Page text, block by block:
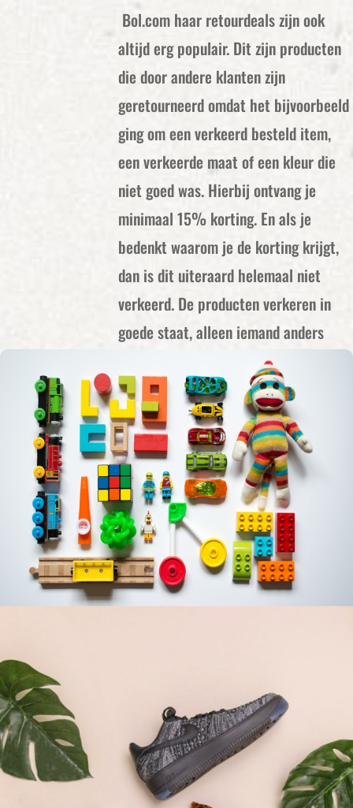
Bol.com haar retourdeals zijn ook
altijd erg populair. Dit zijn producten
die door andere klanten zijn
geretourneerd omdat het bijvoorbeeld
ging om een verkeerd besteld item,
een verkeerde maat of een kleur die
niet goed was. Hierbij ontvang je
minimaal 15% korting. En als je
bedenkt waarom je de korting krijgt,
dan is dit uiteraard helemaal niet
verkeerd. De producten verkeren in
goede staat, alleen iemand anders
heeft deze vanwege ontevredenheid
teruggestuurd. Wanneer je vaker
bestelt bij Bol.com dan kunnen zo de
besparingen hoog oplopen!